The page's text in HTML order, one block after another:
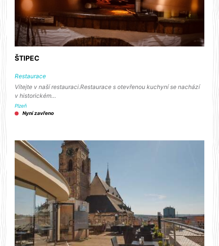
ŠTIPEC
Restaurace
Vítejte v naší restauraci.Restaurace s otevřenou kuchyní se nachází
v historickém…
Plzeň
Nyní zavřeno